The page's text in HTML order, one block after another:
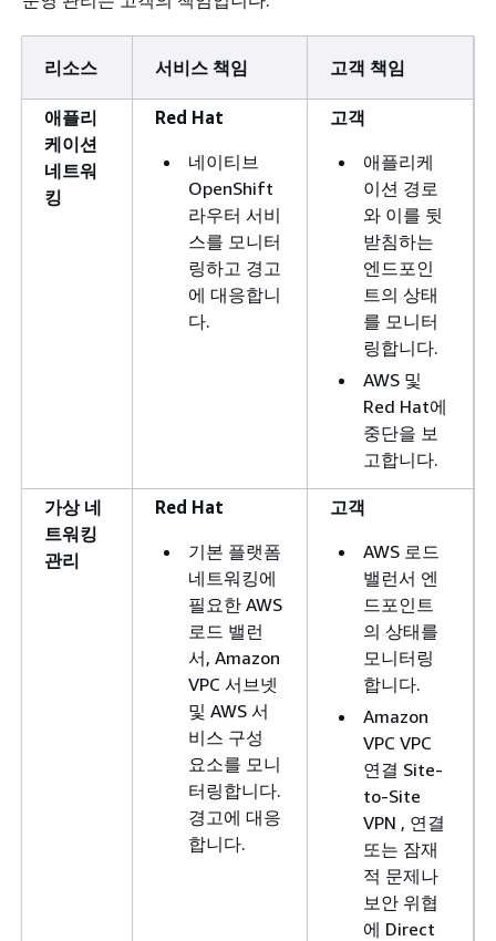
리소스 서비스 책임 고객 책임
애플리
케이션
네트워
킹
Red Hat
네이티브
OpenShift
라우터 서비
스를 모니터
링하고 경고
에 대응합니
다.
고객
애플리케
이션 경로
와 이를 뒷
받침하는
엔드포인
트의 상태
를 모니터
링합니다.
AWS 및
Red Hat에
중단을 보
고합니다.
가상 네
트워킹
관리
Red Hat
기본 플랫폼
네트워킹에
필요한 AWS
로드 밸런
서, Amazon
VPC 서브넷
및 AWS 서
비스 구성
요소를 모니
터링합니다.
경고에 대응
합니다.
고객
AWS 로드
밸런서 엔
드포인트
의 상태를
모니터링
합니다.
Amazon
VPC VPC
연결 Site-
to-Site
VPN , 연결
또는 잠재
적 문제나
보안 위협
에 Direct